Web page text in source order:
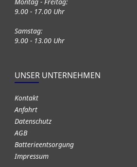
9.00 - 17.00 Uhr
Samstag:
9.00 - 13.00 Uhr
UNSER UNTERNEHMEN
Kontakt
Anfahrt
Datenschutz
AGB
Batterieentsorgung
Impressum